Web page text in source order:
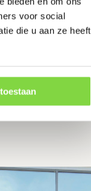
voor social
die u aan ze heeft